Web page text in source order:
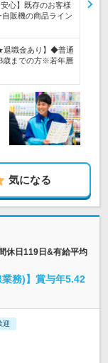
心】既存のお客様
販機の商品ライン
退職金あり】◆普通
歳までの方※若年層
気になる
休日119日&有給平均
務)】賞与年5.42
迎